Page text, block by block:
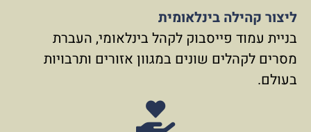
ליצור קהילה בינלאומית
בניית עמוד פייסבוק לקהל בינלאומי, העברת
מסרים לקהלים שונים במגוון אזורים ותרבויות
בעולם.